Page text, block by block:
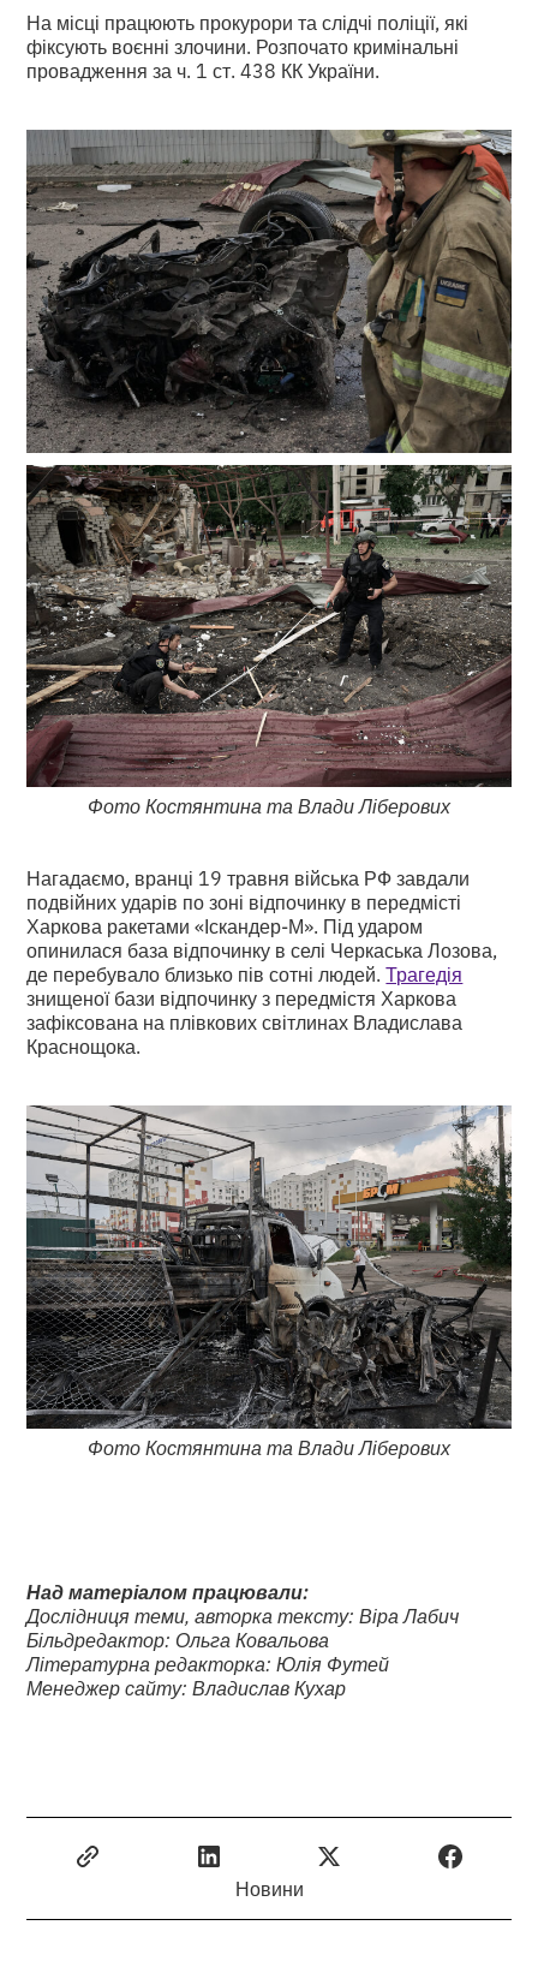
На місці працюють прокурори та слідчі поліції, які
фіксують воєнні злочини. Розпочато кримінальні
провадження за ч. 1 ст. 438 КК України.
Фото Костянтина та Влади Ліберових
Нагадаємо, вранці 19 травня війська РФ завдали
подвійних ударів по зоні відпочинку в передмісті
Харкова ракетами «Іскандер-М». Під ударом
опинилася база відпочинку в селі Черкаська Лозова,
де перебувало близько пів сотні людей.Трагедія
знищеної бази відпочинку з передмістя Харкова
зафіксована на плівкових світлинах Владислава
Краснощока.
Фото Костянтина та Влади Ліберових
Над матеріалом працювали:
Дослідниця теми, авторка тексту: Віра Лабич
Більдредактор: Ольга Ковальова
Літературна редакторка: Юлія Футей
Менеджер сайту: Владислав Кухар
Новини